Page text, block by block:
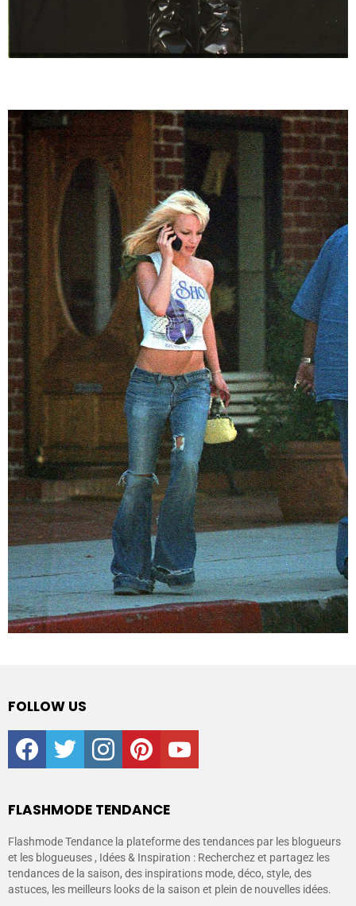
FOLLOW US
facebooktwitter instagrampinterestyoutube
FLASHMODE TENDANCE
Flashmode Tendance la plateforme des tendances par les blogueurs
et les blogueuses , Idées & Inspiration : Recherchez et partagez les
tendances de la saison, des inspirations mode, déco, style, des
astuces, les meilleurs looks de la saison et plein de nouvelles idées.